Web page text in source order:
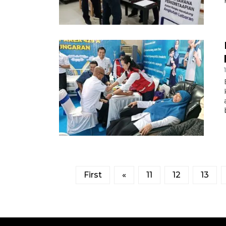
First « 11 12 13